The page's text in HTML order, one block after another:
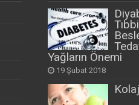
Tıbbi
Yağların Önemi
19 Şubat 2018